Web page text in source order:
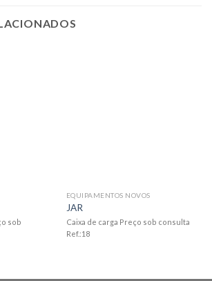
sob
EQUIPAMENTOS NOVOS
JAR
Caixa de carga Preço sob consulta
Ref.:18